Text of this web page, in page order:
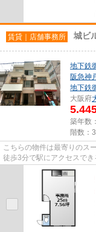
賃貸｜店舗事務所 城ビ
地下鉄
阪急神
地下鉄
大阪府
築年数
階数：
こちらの物件は最寄りのス
徒歩3分で駅にアクセスでき